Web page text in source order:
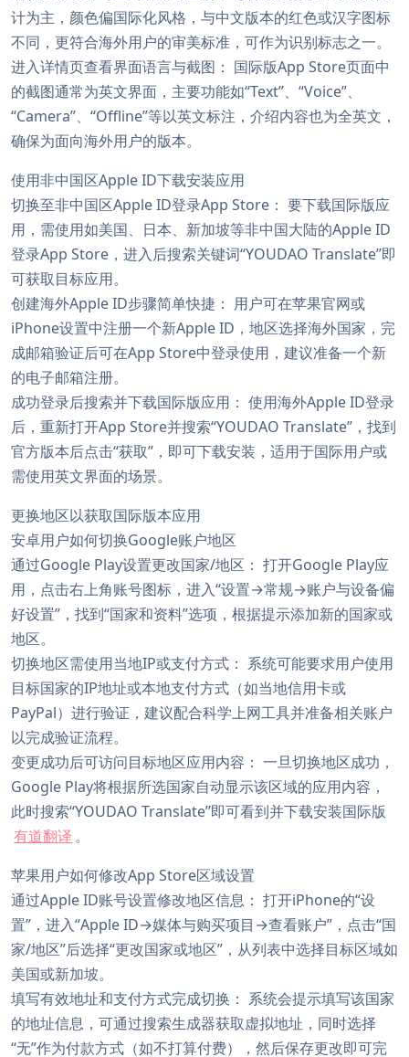
计为主，颜色偏国际化风格，与中文版本的红色或汉字图标
不同，更符合海外用户的审美标准，可作为识别标志之一。
进入详情页查看界面语言与截图： 国际版App Store页面中
的截图通常为英文界面，主要功能如“Text”、“Voice”、
“Camera”、“Offline”等以英文标注，介绍内容也为全英文，
确保为面向海外用户的版本。
使用非中国区Apple ID下载安装应用
切换至非中国区Apple ID登录App Store： 要下载国际版应
用，需使用如美国、日本、新加坡等非中国大陆的Apple ID
登录App Store，进入后搜索关键词“YOUDAO Translate”即
可获取目标应用。
创建海外Apple ID步骤简单快捷： 用户可在苹果官网或
iPhone设置中注册一个新Apple ID，地区选择海外国家，完
成邮箱验证后可在App Store中登录使用，建议准备一个新
的电子邮箱注册。
成功登录后搜索并下载国际版应用： 使用海外Apple ID登录
后，重新打开App Store并搜索“YOUDAO Translate”，找到
官方版本后点击“获取”，即可下载安装，适用于国际用户或
需使用英文界面的场景。
更换地区以获取国际版本应用
安卓用户如何切换Google账户地区
通过Google Play设置更改国家/地区： 打开Google Play应
用，点击右上角账号图标，进入“设置→常规→账户与设备偏
好设置”，找到“国家和资料”选项，根据提示添加新的国家或
地区。
切换地区需使用当地IP或支付方式： 系统可能要求用户使用
目标国家的IP地址或本地支付方式（如当地信用卡或
PayPal）进行验证，建议配合科学上网工具并准备相关账户
以完成验证流程。
变更成功后可访问目标地区应用内容： 一旦切换地区成功，
Google Play将根据所选国家自动显示该区域的应用内容，
此时搜索“YOUDAO Translate”即可看到并下载安装国际版
有道翻译 。
苹果用户如何修改App Store区域设置
通过Apple ID账号设置修改地区信息： 打开iPhone的“设
置”，进入“Apple ID→媒体与购买项目→查看账户”，点击“国
家/地区”后选择“更改国家或地区”，从列表中选择目标区域如
美国或新加坡。
填写有效地址和支付方式完成切换： 系统会提示填写该国家
的地址信息，可通过搜索生成器获取虚拟地址，同时选择
“无”作为付款方式（如不打算付费），然后保存更改即可完